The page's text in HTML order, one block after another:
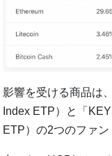
影響を受ける商品は
Index ETP）と「
ETP）の2つのファン